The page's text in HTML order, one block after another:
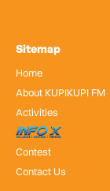
Sitemap
Home
About KUPIKUPI FM
Activities
InfoX
Contest
Contact Us